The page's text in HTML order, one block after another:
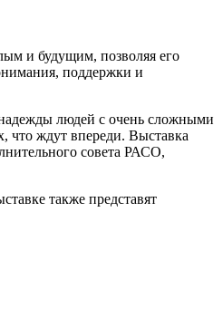
и будущим, позволяя его
поддержки и
людей с очень сложными
что ждут впереди. Выставка
совета РАСО,
также представят